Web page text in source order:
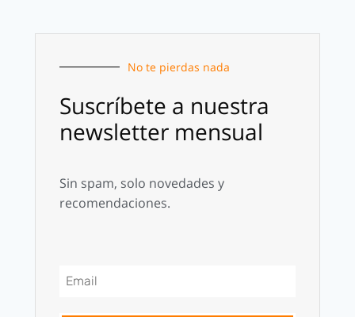
No te pierdas nada
Suscríbete a nuestra
newsletter mensual
Sin spam, solo novedades y
recomendaciones.